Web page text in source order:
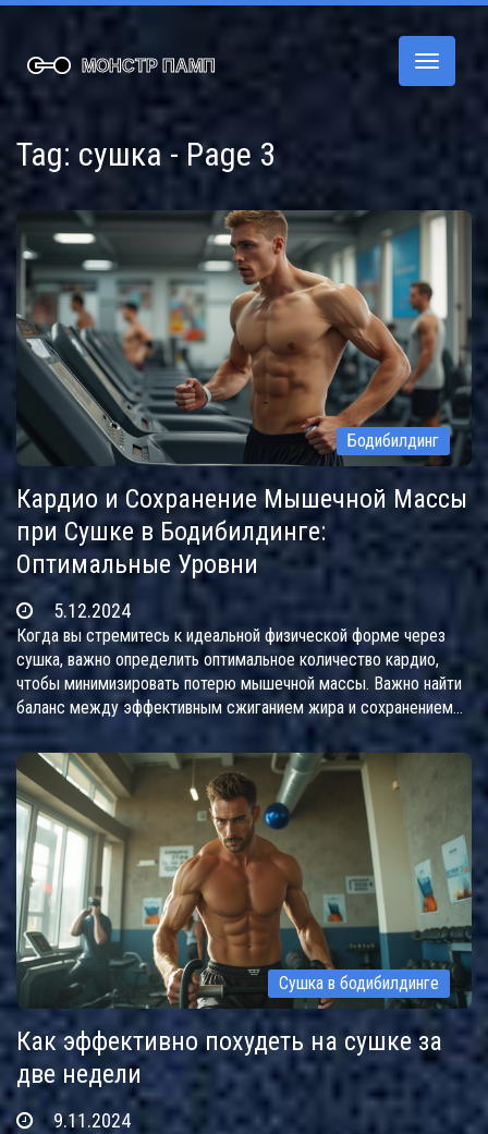
Tag: сушка - Page 3
Бодибилдинг
Кардио и Сохранение Мышечной Массы
при Сушке в Бодибилдинге:
Оптимальные Уровни
5.12.2024
Когда вы стремитесь к идеальной физической форме через
сушка, важно определить оптимальное количество кардио,
чтобы минимизировать потерю мышечной массы. Важно найти
баланс между эффективным сжиганием жира и сохранением
достигнутого результата в наращивании мышц. В статье речь
пойдет о том, сколько кардио достаточно, чтобы помочь в
достижении цели, а также о важных факторах, которые
следует учитывать. В статье также представлено несколько
полезных советов и интересных фактов об эффективных
кардио-методах.
Сушка в бодибилдинге
Как эффективно похудеть на сушке за
две недели
9.11.2024